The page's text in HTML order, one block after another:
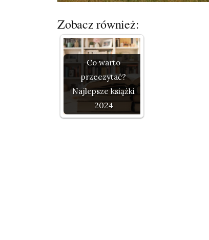
Zobacz również:
Co warto
przeczytać?
Najlepsze książki
2024